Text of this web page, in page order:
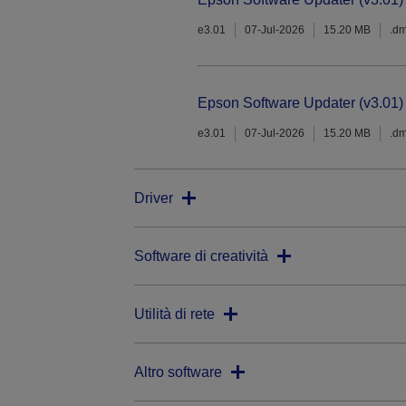
e3.01 07-Jul-2026 15.20 MB
Epson Software Updater (v3.01)
e3.01 07-Jul-2026 15.20 MB
Driver
Software di creatività
Utilità di rete
Altro software